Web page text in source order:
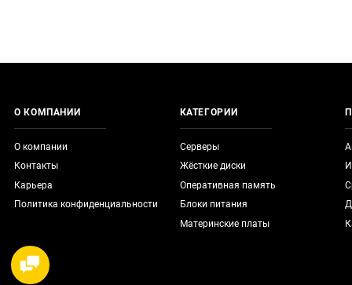
О КОМПАНИИ
О компании
Контакты
Карьера
Политика конфиденциальности
КАТЕГОРИИ
Серверы
Жёсткие диски
Оперативная память
Блоки питания
Материнские платы